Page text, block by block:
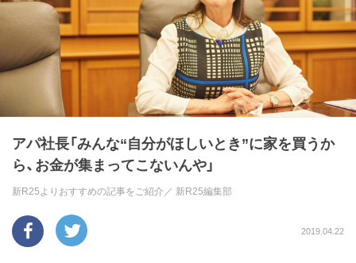
アパ社長「みんな“自分がほしいとき”に家を買うか
ら、お金が集まってこないんや」
新R25よりおすすめの記事をご紹介／ 新R25編集部
2019.04.22